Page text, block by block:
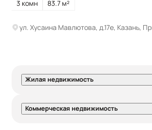
3 комн 83.7 м²
ул. Хусаина Мавлютова, д.17е, Казань,
Жилая недвижимость
Коммерческая недвижимость